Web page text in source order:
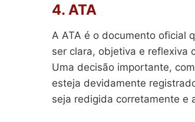
4. ATA
A ATA é o documento oficial
ser clara, objetiva e reflexiva
Uma decisão importante,
esteja devidamente
seja redigida corretamente e